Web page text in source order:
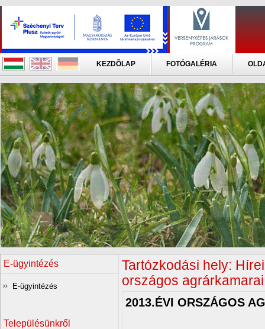
KEZDÕLAP FOTÓGALÉRIA
E-ügyintézés
E-ügyintézés
Településünkről
Tartózkodási hely:
országos
2013.ÉVI ORSZÁGOS